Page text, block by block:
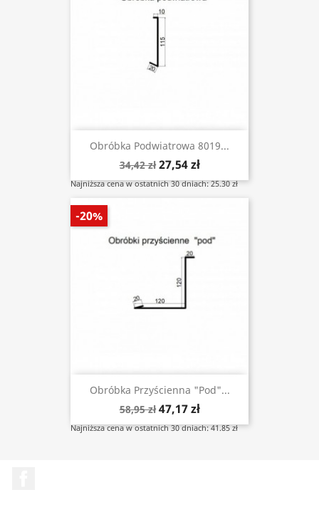
Obróbka Podwiatrowa 8019...
34,42 zł 27,54 zł
Najniższa cena w ostatnich 30 dniach: 25.30 zł
Obróbka Przyścienna "pod"...
58,95 zł 47,17 zł
Najniższa cena w ostatnich 30 dniach: 41.85 zł
-20%